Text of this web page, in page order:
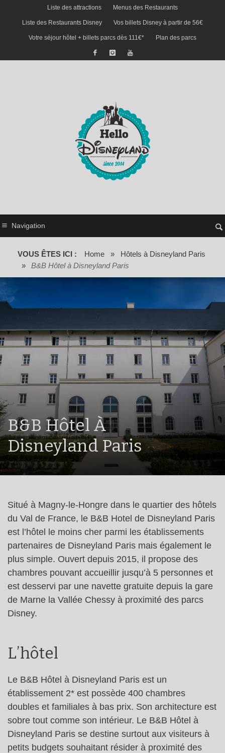
Liste des attractions Menus des Restaurants
Liste des Restaurants Disney Vos billets Disney à partir de 56€
Votre séjour hôtel + billets parcs dès 111€* Plan des parcs
Navigation
VOUS ÊTES ICI : Home »
Hôtels à Disneyland Paris
»
B&B Hôtel à Disneyland Paris
B&B Hôtel À
Disneyland Paris
Situé à Magny-le-Hongre dans le quartier des hôtels
du Val de France, le B&B Hotel de Disneyland Paris
est l’hôtel le moins cher parmi les établissements
partenaires de Disneyland Paris mais également le
plus simple. Ouvert depuis 2015, il propose des
chambres pouvant accueillir jusqu’à 5 personnes et
est desservi par une navette gratuite depuis la gare
de Marne la Vallée Chessy à proximité des parcs
Disney.
L’hôtel
Le B&B Hôtel à Disneyland Paris est un
établissement 2* est possède 400 chambres
doubles et familiales à bas prix. Son architecture est
sobre tout comme son intérieur. Le B&B Hôtel à
Disneyland Paris se destine surtout aux visiteurs à
petits budgets souhaitant résider à proximité des